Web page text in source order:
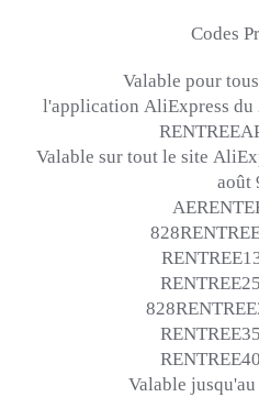
Codes
Valable pour
l'application AliExpress du
Valable sur tout le site
août
Valable